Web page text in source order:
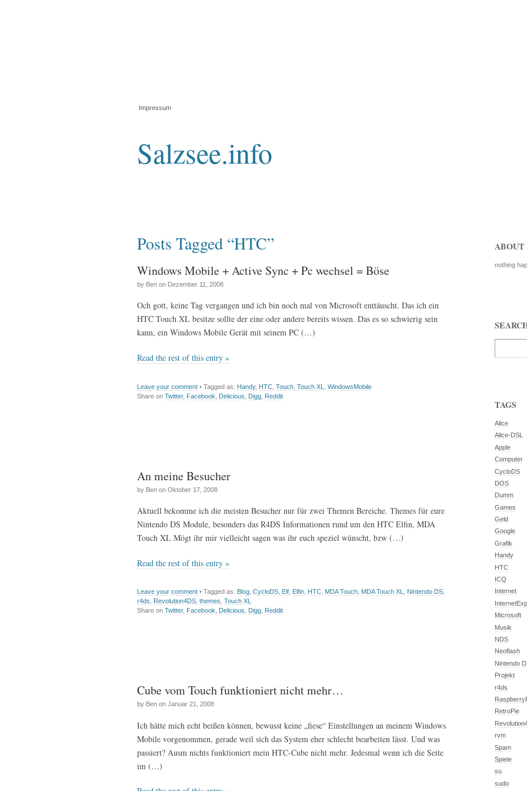
Impressum
Salzsee.info
Posts Tagged “HTC”
Windows Mobile + Active Sync + Pc wechsel = Böse
by Ben on Dezember 11, 2008
Och gott, keine Tag vergangen und ich bin noch mal von Microsoft enttäuscht. Das ich ein
HTC Touch XL besitze sollte der eine oder andere bereits wissen. Das es so schwierig sein
kann, ein Windows Mobile Gerät mit seinem PC (…)
Read the rest of this entry »
Leave your comment • Tagged as: Handy, HTC Touch Touch XL
WindowsMobile
Share on Twitter, Facebook Delicious Digg Reddit
An meine Besucher
by Ben on Oktober 17, 2008
Aktuell bekomme ich die meisten Besucher nur für zwei Themen Bereiche. Themes für eure
Nintendo DS Module, besonders das R4DS Informationen rund um den HTC Elfin, MDA
Touch XL Mögt ihr mir vielleicht sagen was ihr euch speziel wünscht, bzw (…)
Read the rest of this entry »
Leave your comment • Tagged as: Blog CycloDS Elf Elfin HTC MDA Touch MDA Touch XL Nintendo DS
r4ds
Revolution4DS themes Touch XL
Share on Twitter, Facebook Delicious Digg Reddit
Cube vom Touch funktioniert nicht mehr…
by Ben on Januar 21, 2008
Ich hätte mich echt beißen können, bewusst keine „fiese“ Einstellungen an meinem Windows
Mobile vorgenommen, gerade weil sich das System eher schlecht bearbeiten lässt. Und was
passiert? Ausm nichts funktioniert mein HTC-Cube nicht mehr. Jedesmal wenn ich die Seite
im (…)
nothing
TAGS
Alice
Alice-DSL
Apple
Computer
CycloDS
DOS
Dumm
Games
Geld
Google
Grafik
Handy
HTC
ICQ
Internet
Microsoft
Musik
NDS
Neoflash
Nintendo
Projekt
r4ds
RetroPie
rvm
Spam
Spiele
su
sudo